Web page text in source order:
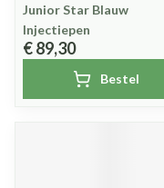
Junior Star Blauw
Injectiepen
€ 89,30
Bestel